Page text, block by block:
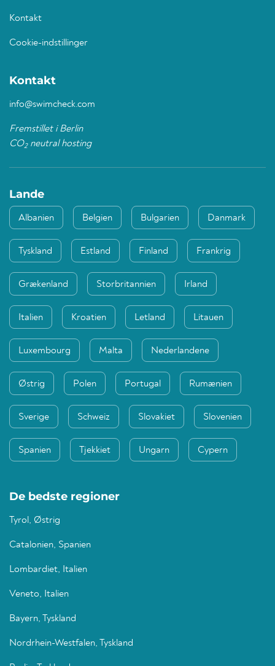
Kontakt
Cookie-indstillinger
Kontakt
info@swimcheck.com
Fremstillet i Berlin
CO2neutral hosting
Lande
Albanien Belgien Bulgarien Danmark
Tyskland Estland Finland Frankrig
Grækenland Storbritannien Irland
Italien Kroatien Letland Litauen
Luxembourg Malta Nederlandene
Østrig Polen Portugal Rumænien
Sverige Schweiz Slovakiet Slovenien
Spanien Tjekkiet Ungarn Cypern
De bedste regioner
Tyrol, Østrig
Catalonien, Spanien
Lombardiet, Italien
Veneto, Italien
Bayern, Tyskland
Nordrhein-Westfalen, Tyskland